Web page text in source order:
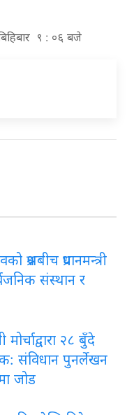
९ : ०६ बजे
प्रधानमन्त्री
संस्थान र
२८ बुँदे
संविधान पुनर्लेखन
जोड